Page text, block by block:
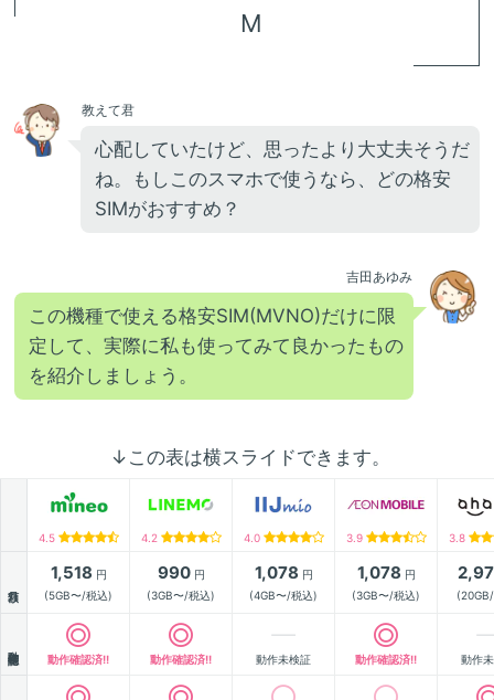
M
教えて君
心配していたけど、思ったより大丈夫そうだ
ね。もしこのスマホで使うなら、どの格安
SIMがおすすめ？
吉田あゆみ
この機種で使える格安SIM(MVNO)だけに限
定して、実際に私も使ってみて良かったもの
を紹介しましょう。
↓この表は横スライドできます。
4.5 4.2 4.0 3.9 3.8
1,518 円
(5GB〜/税込)
990円
(3GB〜/税込)
1,078 円
(4GB〜/税込)
1,078 円
(3GB〜/税込)
動作確認済!! 動作確認済!! 動作未検証 動作確認済!! 動作